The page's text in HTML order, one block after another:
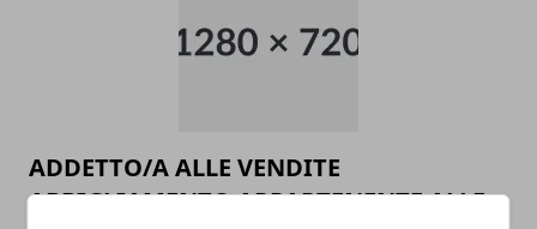
ADDETTO/A ALLE VENDITE
ABBIGLIAMENTO APPARTENENTE ALLE